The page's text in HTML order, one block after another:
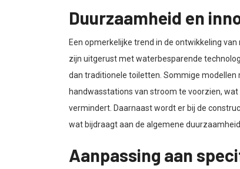
Duurzaamheid en
Een opmerkelijke trend in de ontwikkeling
zijn uitgerust met waterbesparende
dan traditionele toiletten. Sommige modellen
handwasstations van stroom te voorzien,
vermindert. Daarnaast wordt er bij de
wat bijdraagt aan de algemene
Aanpassing aan